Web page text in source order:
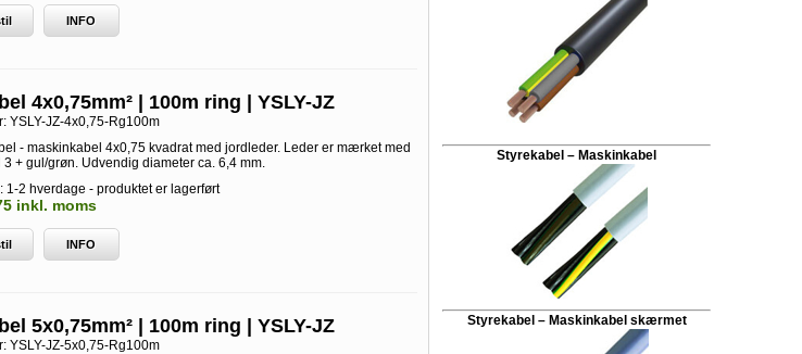
INFO
4x0,75mm² | 100m ring | YSLY-JZ
YSLY-JZ-4x0,75-Rg100m
- maskinkabel 4x0,75 kvadrat med jordleder. Leder er mærket med
3 + gul/grøn. Udvendig diameter ca. 6,4 mm.
1-2 hverdage - produktet er lagerført
inkl. moms
INFO
5x0,75mm² | 100m ring | YSLY-JZ
YSLY-JZ-5x0,75-Rg100m
Styrekabel – Maskinkabel
Styrekabel – Maskinkabel skærmet